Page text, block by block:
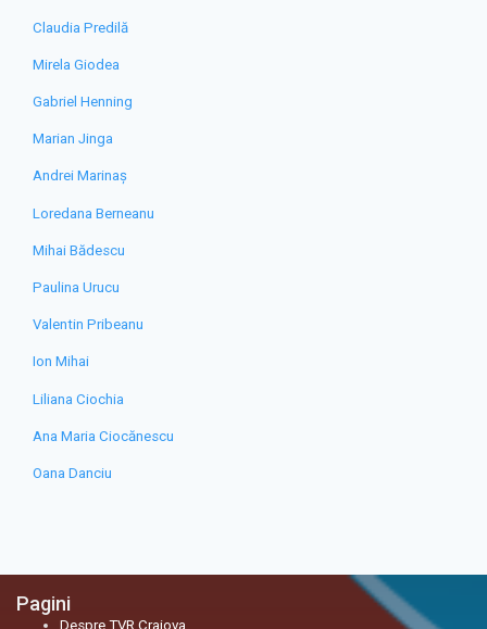
Claudia Predilă
Mirela Giodea
Gabriel Henning
Marian Jinga
Andrei Marinaș
Loredana Berneanu
Mihai Bădescu
Paulina Urucu
Valentin Pribeanu
Ion Mihai
Liliana Ciochia
Ana Maria Ciocănescu
Oana Danciu
Pagini
Despre TVR Craiova